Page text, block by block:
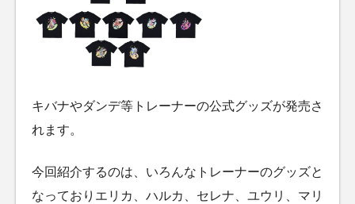
キバナやダンデ等トレーナーの公式グッズが発売さ
れます。
今回紹介するのは、いろんなトレーナーのグッズと
なっておりエリカ、ハルカ、セレナ、ユウリ、マリ